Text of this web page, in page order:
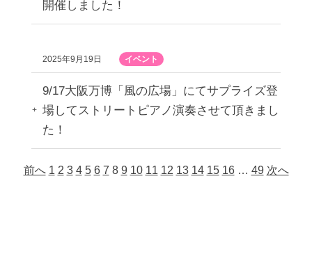
開催しました！
2025年9月19日 イベント
9/17大阪万博「風の広場」にてサプライズ登
場してストリートピアノ演奏させて頂きまし
た！
前へ 1 2 3 4 5 6 7 8 9 10 11 12 13 14 15 16 … 49 次へ